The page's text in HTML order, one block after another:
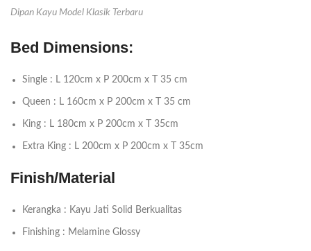
Dipan Kayu Model Klasik Terbaru
Bed Dimensions:
Single : L 120cm x P 200cm x T 35 cm
Queen : L 160cm x P 200cm x T 35 cm
King : L 180cm x P 200cm x T 35cm
Extra King : L 200cm x P 200cm x T 35cm
Finish/Material
Kerangka : Kayu Jati Solid Berkualitas
Finishing : Melamine Glossy